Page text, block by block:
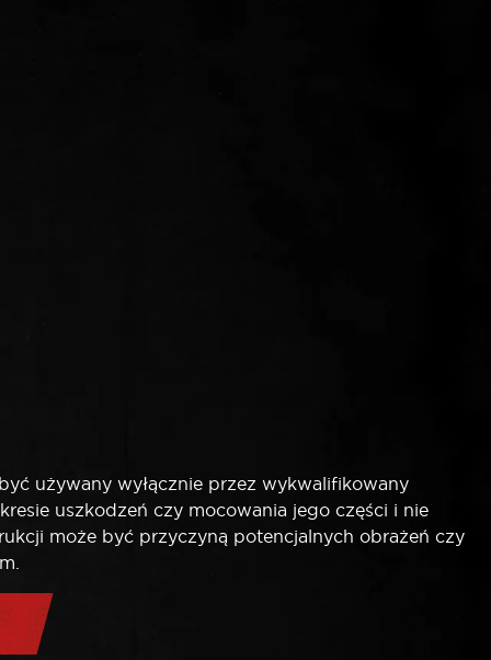
używany wyłącznie przez wykwalifikowany
uszkodzeń czy mocowania jego części i nie
może być przyczyną potencjalnych obrażeń czy